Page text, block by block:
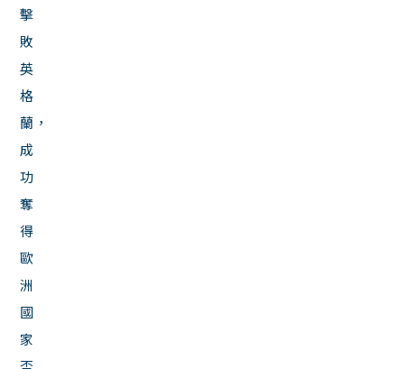
擊
敗
英
格
蘭，
成
功
奪
得
歐
洲
國
家